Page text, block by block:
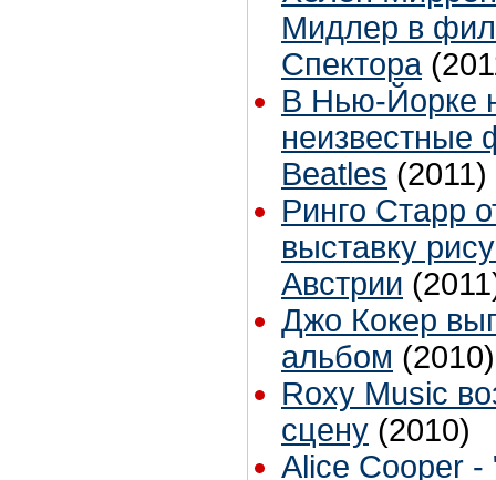
Мидлер в
Спектора
В Нью-Йорке
неизвестные
Beatles (2011)
Ринго Старр
выставку
Австрии
Джо Кокер
альбом (2010)
Roxy Music
сцену (2010)
Alice Cooper